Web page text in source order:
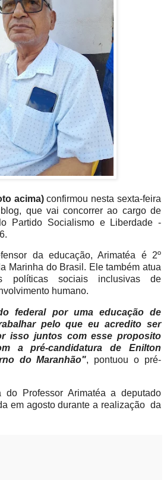
acima)confirmou nesta sexta-feira
que vai concorrer ao cargo de
Partido Socialismo e Liberdade -
.
da educação, Arimatéa é 2º
Marinha do Brasil. Ele também atua
políticas sociais inclusivas de
humano.
federal por uma educação de
pelo que eu acredito ser
isso juntos com esse proposito
a pré-candidatura de Enilton
do Maranhão", pontuou o pré-
do Professor Arimatéa a deputado
em agosto durante a realização da